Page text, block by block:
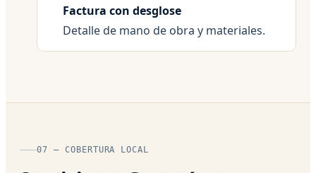
Factura con desglose
Detalle de mano de obra y materiales.
07 — COBERTURA LOCAL